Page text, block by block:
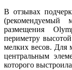
В отзывах
размещения
периметру
мелких весов. Для
центральным
которого